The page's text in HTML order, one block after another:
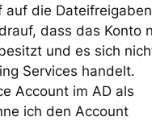
auf die Dateifreigaben
dass das Konto
und es sich
Services handelt.
Account im AD als
ich den Account